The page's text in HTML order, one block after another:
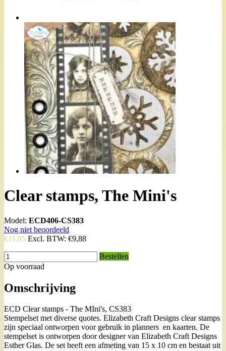
Clear stamps, The Mini's
Model: ECD406-CS383
Nog niet beoordeeld
€11,95 Excl. BTW: €9,88
Bestellen
Op voorraad
Omschrijving
ECD Clear stamps - The MIni's, CS383
Stempelset met diverse quotes. Elizabeth Craft Designs clear stamps
zijn speciaal ontworpen voor gebruik in planners en kaarten. De
stempelset is ontworpen door designer van Elizabeth Craft Designs
Esther Glas. De set heeft een afmeting van 15 x 10 cm en bestaat uit